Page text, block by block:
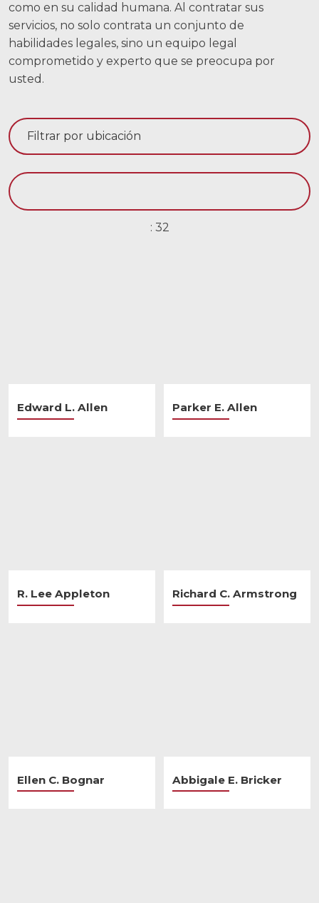
Blog
Testimonios
Resultados
Videos
Español
como en su calidad humana. Al contratar sus
servicios, no solo contrata un conjunto de
habilidades legales, sino un equipo legal
comprometido y experto que se preocupa por
usted.
: 32
Edward L. Allen Parker E. Allen
R. Lee Appleton Richard C. Armstrong
Ellen C. Bognar Abbigale E. Bricker